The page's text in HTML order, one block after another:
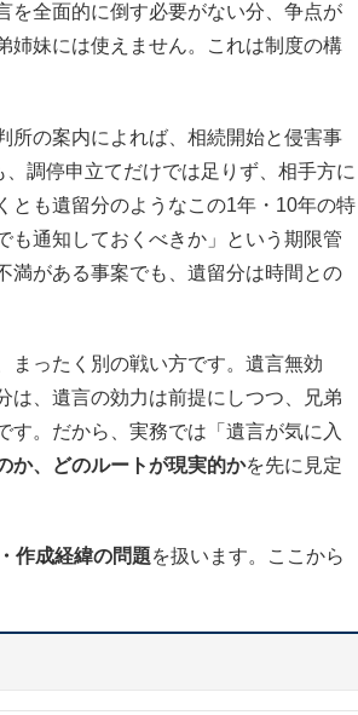
を全面的に倒す必要がない分、争点が
姉妹には使えません。これは制度の構
所の案内によれば、相続開始と侵害事
調停申立てだけでは足りず、相手方に
とも遺留分のようなこの1年・10年の特
も通知しておくべきか」という期限管
満がある事案でも、遺留分は時間との
まったく別の戦い方です。遺言無効
は、遺言の効力は前提にしつつ、兄弟
す。だから、実務では「遺言が気に入
か、どのルートが現実的かを先に見定
作成経緯の問題を扱います。ここから